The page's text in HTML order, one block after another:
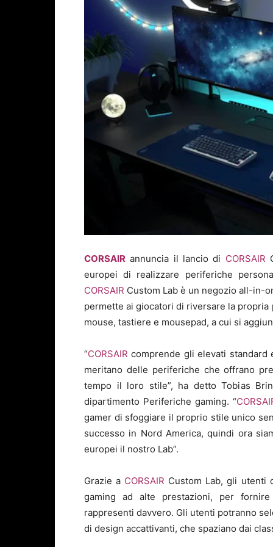
CORSAIR annuncia il lancio di CORSAIR
europei di realizzare periferiche
CORSAIR Custom Lab è un negozio all-in-
permette ai giocatori di riversare la
mouse, tastiere e mousepad, a cui si
“CORSAIR comprende gli elevati
meritano delle periferiche che offrano
tempo il loro stile”, ha detto Tobias
dipartimento Periferiche gaming. “
gamer di sfoggiare il proprio stile unico
successo in Nord America, quindi ora
europei il nostro Lab”.
Grazie a CORSAIR Custom Lab, gli utenti
gaming ad alte prestazioni, per
rappresenti davvero. Gli utenti potranno
di design accattivanti, che spaziano dai